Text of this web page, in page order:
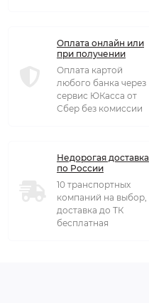
Оплата онлайн или
при получении
Оплата картой
любого банка через
сервис ЮКасса от
Сбер без комиссии
Недорогая доставка
по России
10 транспортных
компаний на выбор,
доставка до ТК
бесплатная